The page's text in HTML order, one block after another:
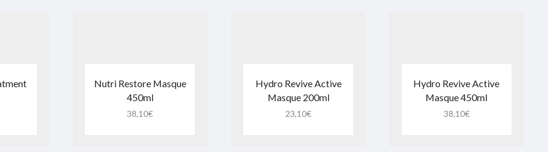
Nutri Restore Masque
450ml
38,10€
Hydro Revive Active
Masque 200ml
23,10€
Hydro Revive Active
Masque 450ml
38,10€